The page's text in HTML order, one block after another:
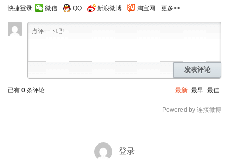
快捷登录: 微信 QQ 新浪微博 淘宝网 更多>>
发表评论
已有 0 条评论 最新 最早 最佳
Powered by 连接微博
登录